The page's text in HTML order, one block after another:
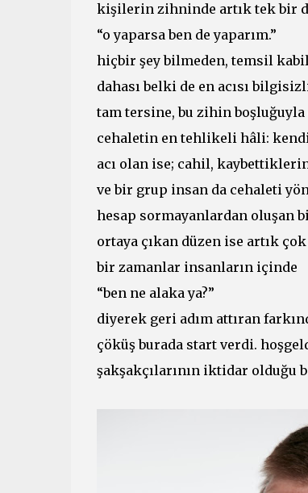
kişilerin zihninde artık tek bir
“o yaparsa ben de yaparım.”
hiçbir şey bilmeden, temsil
dahası belki de en acısı
tam tersine, bu zihin boşluğuyla
cehaletin en tehlikeli hâli:
acı olan ise; cahil,
ve bir grup insan da cehaleti
hesap sormayanlardan oluşan
ortaya çıkan düzen ise artık
bir zamanlar insanların içinde
“ben ne alaka ya?”
diyerek geri adım attıran
çöküş burada start verdi.
şakşakçılarının iktidar olduğu